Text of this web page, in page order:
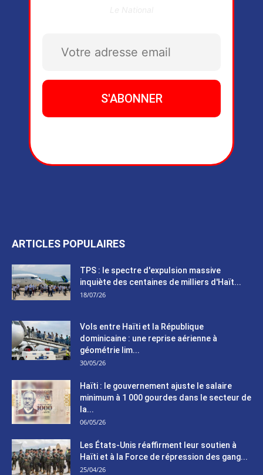
ARTICLES POPULAIRES
TPS : le spectre d'expulsion massive
inquiète des centaines de milliers d'Haït...
18/07/26
Vols entre Haïti et la République
dominicaine : une reprise aérienne à
géométrie lim...
30/05/26
Haïti : le gouvernement ajuste le salaire
minimum à 1 000 gourdes dans le secteur de
la...
06/05/26
Les États-Unis réaffirment leur soutien à
Haïti et à la Force de répression des gang...
25/04/26